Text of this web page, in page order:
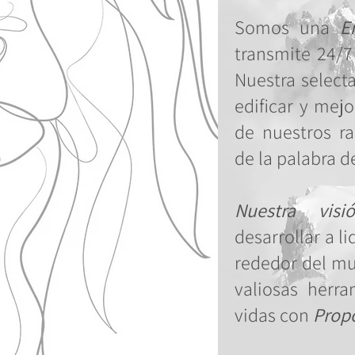
Somos una
transmite 24/
Nuestra
edificar y
de nuestros
de la palabra
Nuestra
desarrollar a
rededor del
valiosas
vidas con